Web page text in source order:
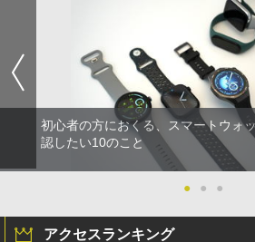
初心者の方におくる、スマートウォ
認したい10のこと
● ● ●
アクセスランキング